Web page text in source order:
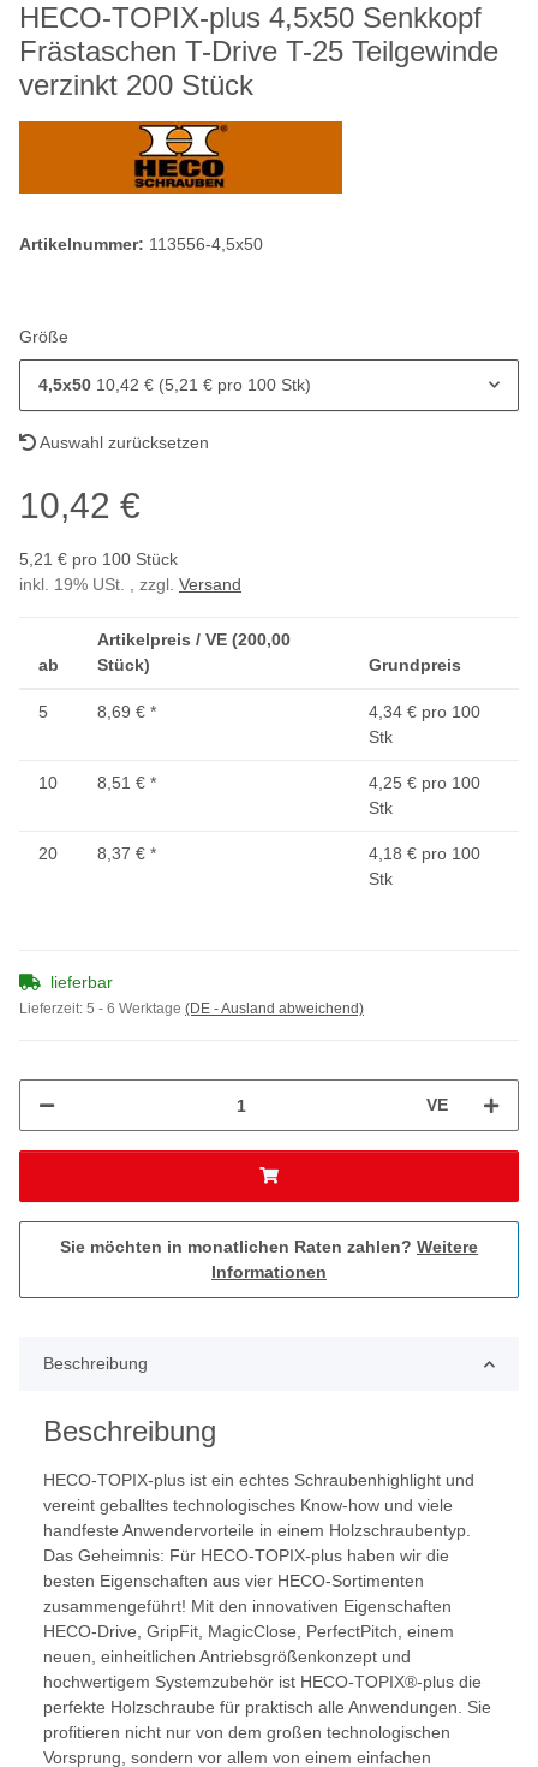
HECO-TOPIX-plus 4,5x50 Senkkopf
Frästaschen T-Drive T-25 Teilgewinde
verzinkt 200 Stück
Artikelnummer: 113556-4,5x50
Größe
4,5x50 10,42 € (5,21 € pro 100 Stk)
Auswahl zurücksetzen
10,42 €
5,21 € pro 100 Stück
inkl. 19% USt. , zzgl. Versand
ab
Artikelpreis / VE (200,00
Stück)
Grundpreis
5 8,69 € *
4,34 € pro 100
Stk
10 8,51 € *
4,25 € pro 100
Stk
20 8,37 € *
4,18 € pro 100
Stk
lieferbar
Lieferzeit: 5 - 6 Werktage (DE - Ausland abweichend)
VE
Sie möchten in monatlichen Raten zahlen? Weitere
Informationen
Beschreibung
Beschreibung
HECO-TOPIX-plus ist ein echtes Schraubenhighlight und
vereint geballtes technologisches Know-how und viele
handfeste Anwendervorteile in einem Holzschraubentyp.
Das Geheimnis: Für HECO-TOPIX-plus haben wir die
besten Eigenschaften aus vier HECO-Sortimenten
zusammengeführt! Mit den innovativen Eigenschaften
HECO-Drive, GripFit, MagicClose, PerfectPitch, einem
neuen, einheitlichen Antriebsgrößenkonzept und
hochwertigem Systemzubehör ist HECO-TOPIX®-plus die
perfekte Holzschraube für praktisch alle Anwendungen. Sie
profitieren nicht nur von dem großen technologischen
Vorsprung, sondern vor allem von einem einfachen